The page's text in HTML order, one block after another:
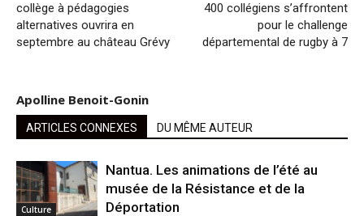
collège à pédagogies
alternatives ouvrira en
septembre au château Grévy
400 collégiens s’affrontent
pour le challenge
départemental de rugby à 7
Apolline Benoit-Gonin
ARTICLES CONNEXES DU MÊME AUTEUR
Culture
Nantua. Les animations de l’été au
musée de la Résistance et de la
Déportation